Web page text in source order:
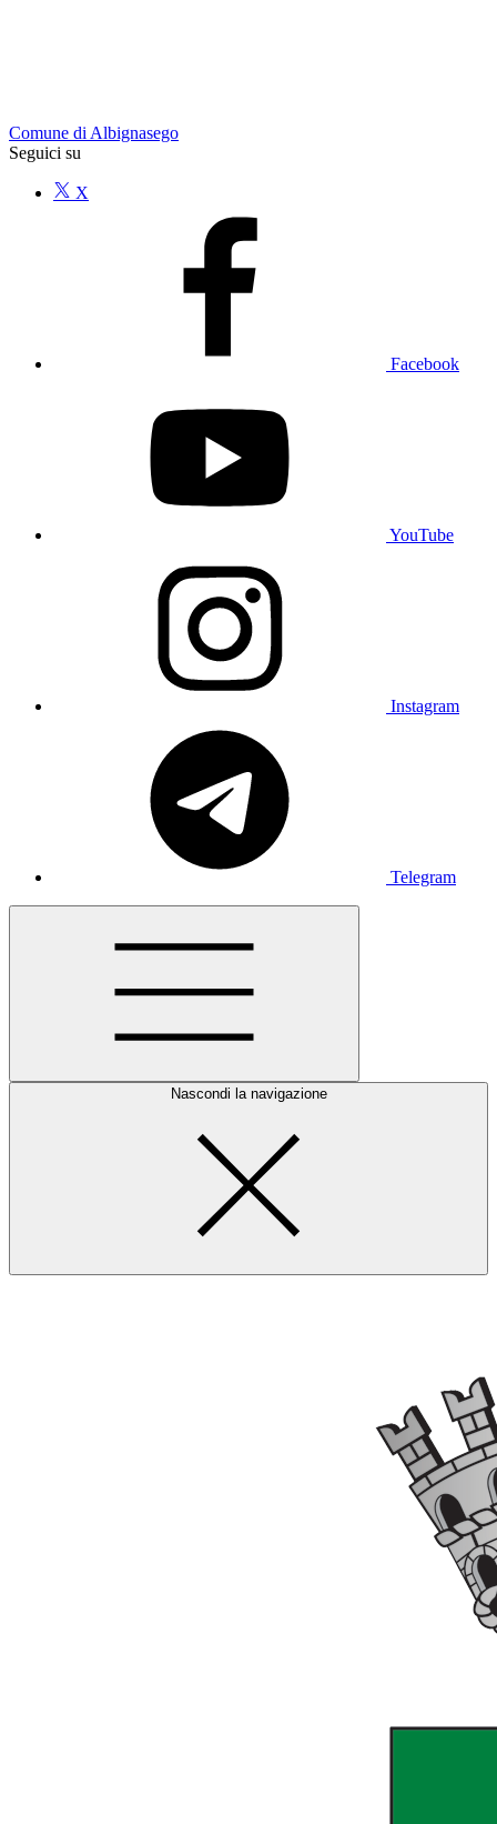
Comune di Albignasego
Seguici su
X
Facebook
YouTube
Instagram
Telegram
Nascondi la navigazione